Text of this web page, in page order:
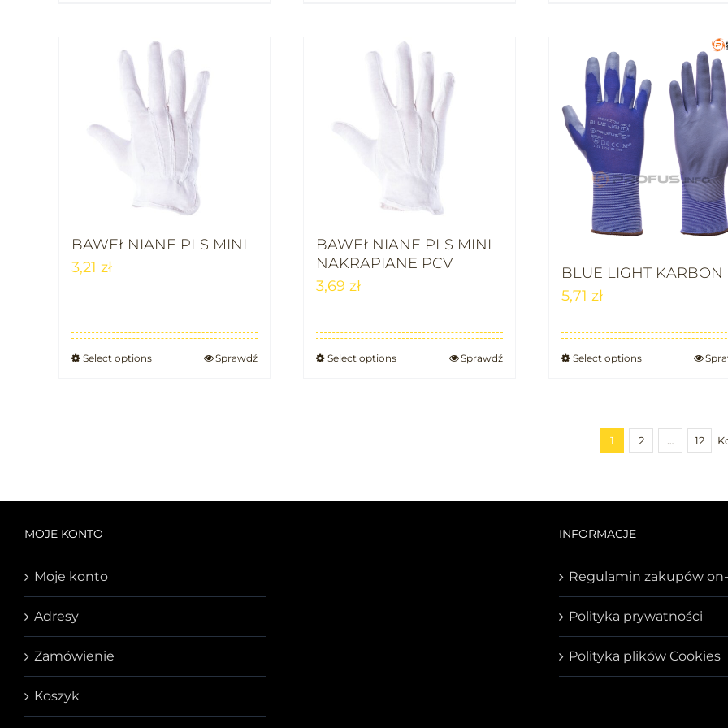
BAWEŁNIANE PLS MINI
3,21 zł
Select options Sprawdź
BAWEŁNIANE PLS MINI
NAKRAPIANE PCV
3,69zł
Select options Sprawdź
BLUE LIGHT KARBON
5,71 zł
Select options
1 2 … 12
MOJE KONTO
Moje konto
Adresy
Zamówienie
Koszyk
INFORMACJE
Regulamin zakupów
Polityka prywatności
Polityka plików Cookies